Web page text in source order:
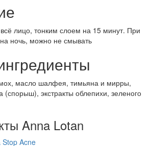
лицо, тонким слоем на 15 минут. При
ночь, можно не смывать
масло шалфея, тимьяна и мирры,
(спорыш), экстракты облепихи, зеленого
Anna Lotan
Acne